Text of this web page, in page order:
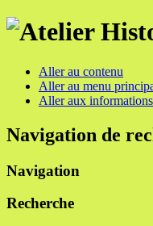
Aller au contenu
Aller au menu
Aller aux
Navigation de
Navigation
Recherche